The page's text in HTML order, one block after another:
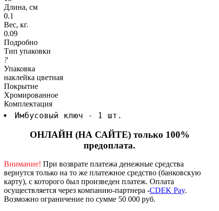
Длина, см
0.1
Вес, кг.
0.09
Подробно
Тип упаковки
?
Упаковка
наклейка цветная
Покрытие
Хромированное
Комплектация
Имбусовый ключ - 1 шт.
ОНЛАЙН (НА САЙТЕ) только 100%
предоплата.
Внимание! При возврате платежа денежные средства
вернутся только на то же платежное средство (банковскую
карту), с которого был произведен платеж. Оплата
осуществляется через компанию-партнера -CDEK Pay.
Возможно ограничение по сумме 50 000 руб.